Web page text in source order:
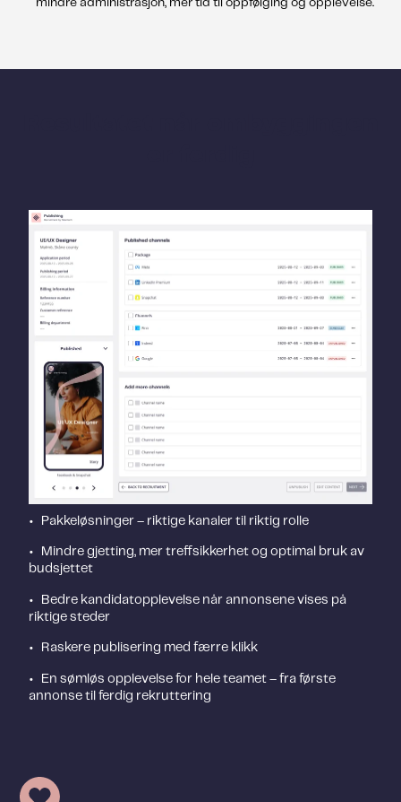
• Pakkeløsninger – riktige kanaler til riktig rolle
•
Mindre gjetting, mer treffsikkerhet og optimal bruk av
budsjettet
•
Bedre kandidatopplevelse når annonsene vises på
riktige steder
• Raskere publisering med færre klikk
•
En sømløs opplevelse for hele teamet – fra første
annonse til ferdig rekruttering